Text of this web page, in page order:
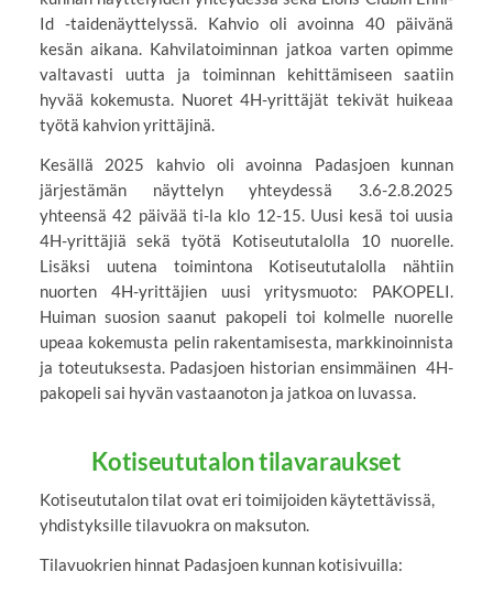
Id -taidenäyttelyssä. Kahvio oli avoinna 40 päivänä
kesän aikana. Kahvilatoiminnan jatkoa varten opimme
valtavasti uutta ja toiminnan kehittämiseen saatiin
hyvää kokemusta. Nuoret 4H-yrittäjät tekivät huikeaa
työtä kahvion yrittäjinä.
Kesällä 2025 kahvio oli avoinna Padasjoen kunnan
järjestämän näyttelyn yhteydessä 3.6-2.8.2025
yhteensä 42 päivää ti-la klo 12-15. Uusi kesä toi uusia
4H-yrittäjiä sekä työtä Kotiseututalolla 10 nuorelle.
Lisäksi uutena toimintona Kotiseututalolla nähtiin
nuorten 4H-yrittäjien uusi yritysmuoto: PAKOPELI.
Huiman suosion saanut pakopeli toi kolmelle nuorelle
upeaa kokemusta pelin rakentamisesta, markkinoinnista
ja toteutuksesta. Padasjoen historian ensimmäinen 4H-
pakopeli sai hyvän vastaanoton ja jatkoa on luvassa.
Kotiseututalon tilavaraukset
Kotiseututalon tilat ovat eri toimijoiden käytettävissä,
yhdistyksille tilavuokra on maksuton.
Tilavuokrien hinnat Padasjoen kunnan kotisivuilla: